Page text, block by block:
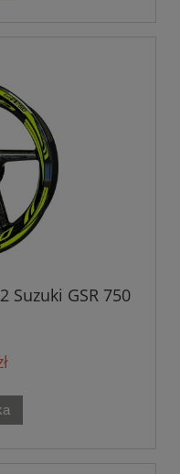
Suzuki GSR 750